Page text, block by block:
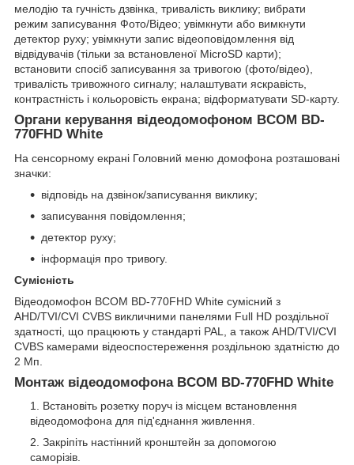
мелодію та гучність дзвінка, тривалість виклику; вибрати
режим записування Фото/Відео; увімкнути або вимкнути
детектор руху; увімкнути запис відеоповідомлення від
відвідувачів (тільки за встановленої MicroSD карти);
встановити спосіб записування за тривогою (фото/відео),
тривалість тривожного сигналу; налаштувати яскравість,
контрастність і кольоровість екрана; відформатувати SD-карту.
Органи керування відеодомофоном BCOM BD-
770FHD White
На сенсорному екрані Головний меню домофона розташовані
значки:
відповідь на дзвінок/записування виклику;
записування повідомлення;
детектор руху;
інформація про тривогу.
Сумісність
Відеодомофон BCOM BD-770FHD White сумісний з
AHD/TVI/CVI CVBS викличними панелями Full HD роздільної
здатності, що працюють у стандарті PAL, а також AHD/TVI/CVI
CVBS камерами відеоспостереження роздільною здатністю до
2 Мп.
Монтаж відеодомофона BCOM BD-770FHD White
Встановіть розетку поруч із місцем встановлення
відеодомофона для під'єднання живлення.
Закріпіть настінний кронштейн за допомогою
саморізів.